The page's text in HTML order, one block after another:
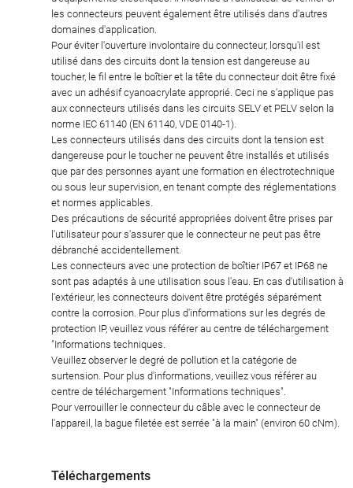
les connecteurs peuvent également être utilisés dans d'autres
domaines d'application.
Pour éviter l'ouverture involontaire du connecteur, lorsqu'il est
utilisé dans des circuits dont la tension est dangereuse au
toucher, le fil entre le boîtier et la tête du connecteur doit être fixé
avec un adhésif cyanoacrylate approprié. Ceci ne s'applique pas
aux connecteurs utilisés dans les circuits SELV et PELV selon la
norme IEC 61140 (EN 61140, VDE 0140-1).
Les connecteurs utilisés dans des circuits dont la tension est
dangereuse pour le toucher ne peuvent être installés et utilisés
que par des personnes ayant une formation en électrotechnique
ou sous leur supervision, en tenant compte des réglementations
et normes applicables.
Des précautions de sécurité appropriées doivent être prises par
l'utilisateur pour s'assurer que le connecteur ne peut pas être
débranché accidentellement.
Les connecteurs avec une protection de boîtier IP67 et IP68 ne
sont pas adaptés à une utilisation sous l'eau. En cas d'utilisation à
l'extérieur, les connecteurs doivent être protégés séparément
contre la corrosion. Pour plus d'informations sur les degrés de
protection IP, veuillez vous référer au centre de téléchargement
"Informations techniques.
Veuillez observer le degré de pollution et la catégorie de
surtension. Pour plus d'informations, veuillez vous référer au
centre de téléchargement "Informations techniques".
Pour verrouiller le connecteur du câble avec le connecteur de
l'appareil, la bague filetée est serrée "à la main" (environ 60 cNm).
Téléchargements